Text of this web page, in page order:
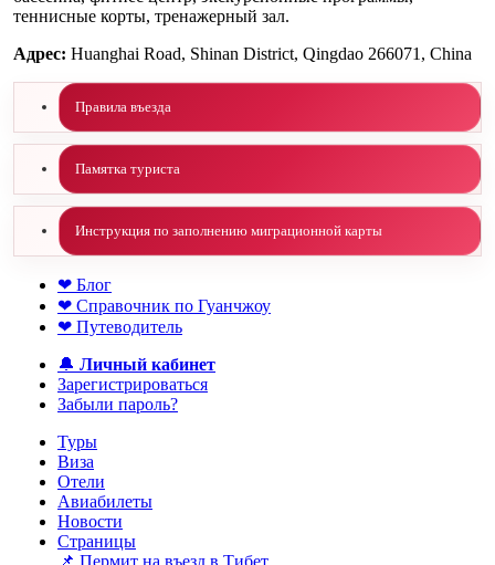
теннисные корты, тренажерный зал.
Адрес: Huanghai Road, Shinan District, Qingdao 266071, China
Правила въезда
Памятка туриста
Инструкция по заполнению миграционной карты
❤ Блог
❤ Справочник по Гуанчжоу
❤ Путеводитель
🔔 Личный кабинет
Зарегистрироваться
Забыли пароль?
Туры
Виза
Отели
Авиабилеты
Новости
Страницы